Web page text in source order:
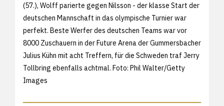
(57.), Wolff parierte gegen Nilsson - der klasse Start der
deutschen Mannschaft in das olympische Turnier war
perfekt. Beste Werfer des deutschen Teams war vor
8000 Zuschauern in der Future Arena der Gummersbacher
Julius Kühn mit acht Treffern, für die Schweden traf Jerry
Tollbring ebenfalls achtmal. Foto: Phil Walter/Getty
Images